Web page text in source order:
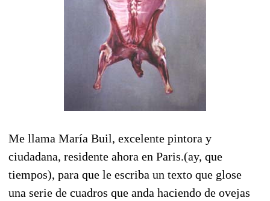
Me llama María Buil, excelente pintora y
ciudadana, residente ahora en Paris.(ay, que
tiempos), para que le escriba un texto que glose
una serie de cuadros que anda haciendo de ovejas